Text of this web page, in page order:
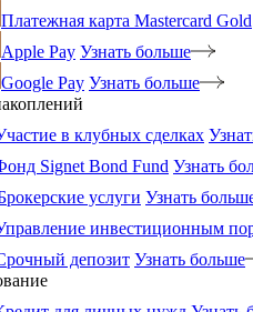
Платежная карта Mastercard Gold
Apple Pay Узнать больше
Google Pay Узнать больше
в клубных сделках
Signet Bond Fund Узнать
услуги Узнать
инвестиционным
депозит Узнать больше